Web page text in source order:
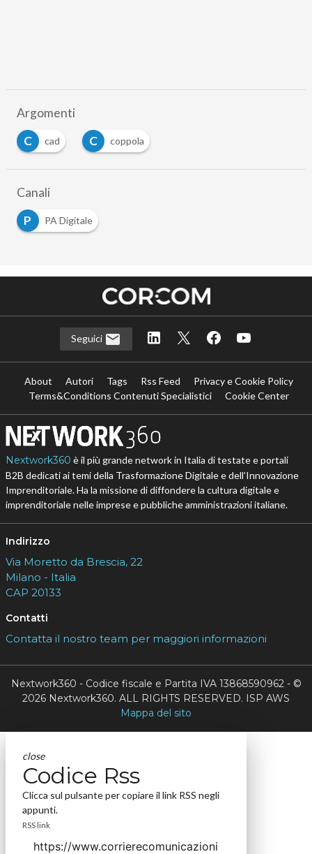
Argomenti
C
cad C coppola
Canali
P
PA Digitale
Seguici
About Autori Tags Rss Feed
Privacy e Cookie Policy
Terms&Conditions Contenuti Specialistici
Cookie Center
Nextwork360 è il più grande network in Italia di testate e portali
B2B dedicati ai temi della Trasformazione Digitale e dell’Innovazione
Imprenditoriale. Ha la missione di diffondere la cultura digitale e
imprenditoriale nelle imprese e pubbliche amministrazioni italiane.
Indirizzo
Via Moretto da Brescia, 22
Milano - Italia
CAP 20133
Contatti
Contatta il nostro team per maggiori informazioni
Nextwork360 - Codice fiscale e Partita IVA 13868590962 - ©
2026 Nextwork360. ALL RIGHTS RESERVED. ISP AWS
Mappa del sito
close
Codice Rss
Clicca sul pulsante per copiare il link RSS negli
appunti.
RSS link